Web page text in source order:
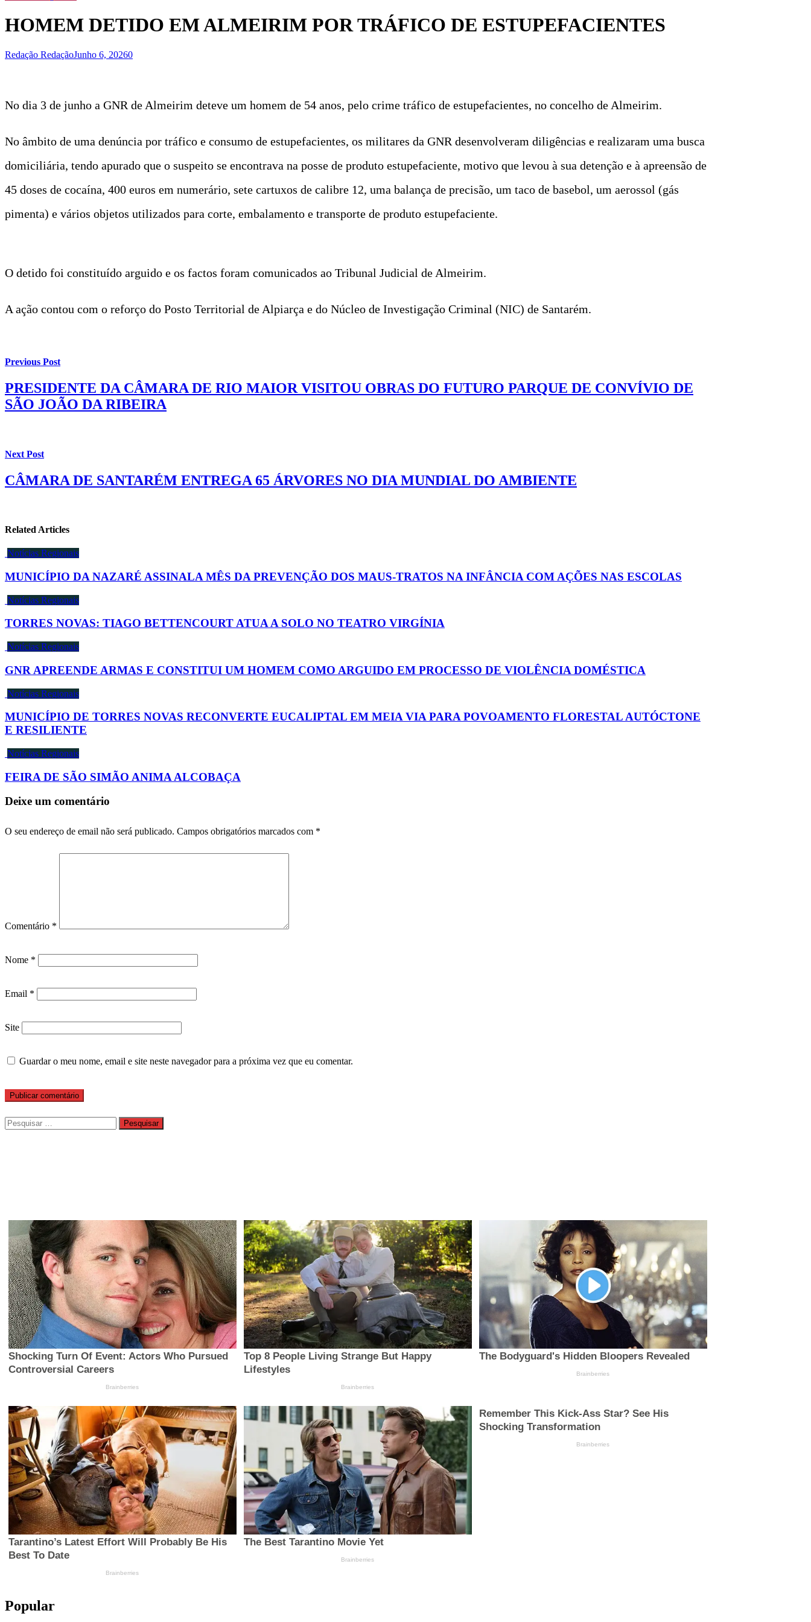
HOMEM DETIDO EM ALMEIRIM POR TRÁFICO DE ESTUPEFACIENTES
Redação RedaçãoJunho 6, 20260
No dia 3 de junho a GNR de Almeirim deteve um homem de 54 anos, pelo crime tráfico de estupefacientes, no concelho de Almeirim.
No âmbito de uma denúncia por tráfico e consumo de estupefacientes, os militares da GNR desenvolveram diligências e realizaram uma busca
domiciliária, tendo apurado que o suspeito se encontrava na posse de produto estupefaciente, motivo que levou à sua detenção e à apreensão de
45 doses de cocaína, 400 euros em numerário, sete cartuxos de calibre 12, uma balança de precisão, um taco de basebol, um aerossol (gás
pimenta) e vários objetos utilizados para corte, embalamento e transporte de produto estupefaciente.
O detido foi constituído arguido e os factos foram comunicados ao Tribunal Judicial de Almeirim.
A ação contou com o reforço do Posto Territorial de Alpiarça e do Núcleo de Investigação Criminal (NIC) de Santarém.
Previous Post
PRESIDENTE DA CÂMARA DE RIO MAIOR VISITOU OBRAS DO FUTURO PARQUE DE CONVÍVIO DE
SÃO JOÃO DA RIBEIRA
Next Post
CÂMARA DE SANTARÉM ENTREGA 65 ÁRVORES NO DIA MUNDIAL DO AMBIENTE
Related Articles
Notícias Regionais
MUNICÍPIO DA NAZARÉ ASSINALA MÊS DA PREVENÇÃO DOS MAUS-TRATOS NA INFÂNCIA COM AÇÕES NAS ESCOLAS
Notícias Regionais
TORRES NOVAS: TIAGO BETTENCOURT ATUA A SOLO NO TEATRO VIRGÍNIA
Notícias Regionais
GNR APREENDE ARMAS E CONSTITUI UM HOMEM COMO ARGUIDO EM PROCESSO DE VIOLÊNCIA DOMÉSTICA
Notícias Regionais
MUNICÍPIO DE TORRES NOVAS RECONVERTE EUCALIPTAL EM MEIA VIA PARA POVOAMENTO FLORESTAL AUTÓCTONE
E RESILIENTE
Notícias Regionais
FEIRA DE SÃO SIMÃO ANIMA ALCOBAÇA
Deixe um comentário
O seu endereço de email não será publicado. Campos obrigatórios marcados com *
Comentário *
Nome *
Email *
Site
Guardar o meu nome, email e site neste navegador para a próxima vez que eu comentar.
Pesquisar
por:
Popular